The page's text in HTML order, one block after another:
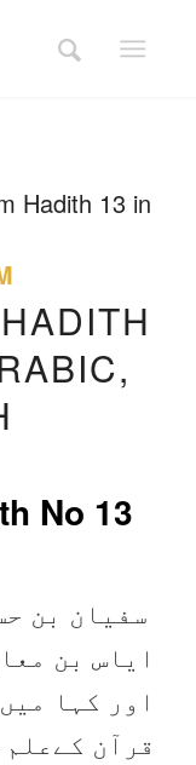
Hadith 13 in
No 13
سفیان بن
ایاس بن
اور کہا
قرآن